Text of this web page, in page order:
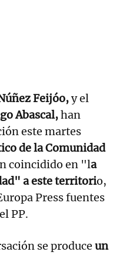
Feijóo,y el
Abascal,han
este martes
de la Comunidad
coincidido en "la
a este territorio,
Press fuentes
PP.
se produce un